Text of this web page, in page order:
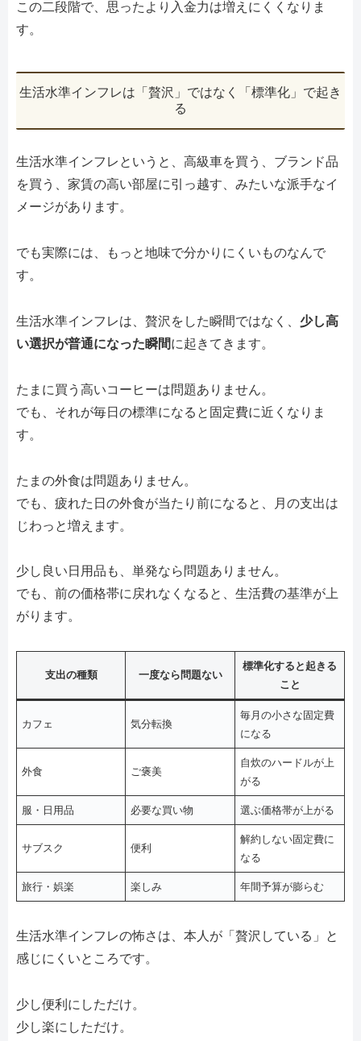
この二段階で、思ったより入金力は増えにくくなりま
す。
生活水準インフレは「贅沢」ではなく「標準化」で起き
る
生活水準インフレというと、高級車を買う、ブランド品
を買う、家賃の高い部屋に引っ越す、みたいな派手なイ
メージがあります。
でも実際には、もっと地味で分かりにくいものなんで
す。
生活水準インフレは、贅沢をした瞬間ではなく、 少し高
い選択が普通になった瞬間に起きてきます。
たまに買う高いコーヒーは問題ありません。
でも、それが毎日の標準になると固定費に近くなりま
す。
たまの外食は問題ありません。
でも、疲れた日の外食が当たり前になると、月の支出は
じわっと増えます。
少し良い日用品も、単発なら問題ありません。
でも、前の価格帯に戻れなくなると、生活費の基準が上
がります。
支出の種類 一度なら問題ない
標準化すると起きる
こと
カフェ 気分転換
毎月の小さな固定費
になる
外食 ご褒美
自炊のハードルが上
がる
服・日用品 必要な買い物 選ぶ価格帯が上がる
サブスク 便利
解約しない固定費に
なる
旅行・娯楽 楽しみ 年間予算が膨らむ
生活水準インフレの怖さは、本人が「贅沢している」と
感じにくいところです。
少し便利にしただけ。
少し楽にしただけ。